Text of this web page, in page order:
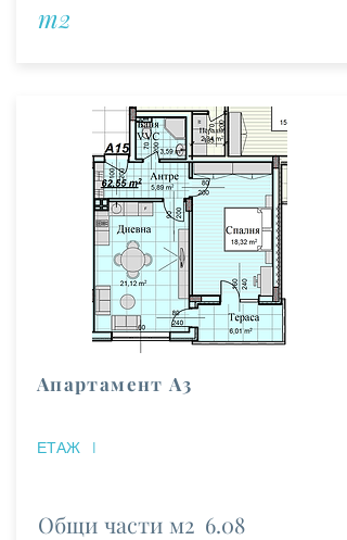
m2
Апартамент А3
I
ЕТАЖ
Общи части м2 6.08